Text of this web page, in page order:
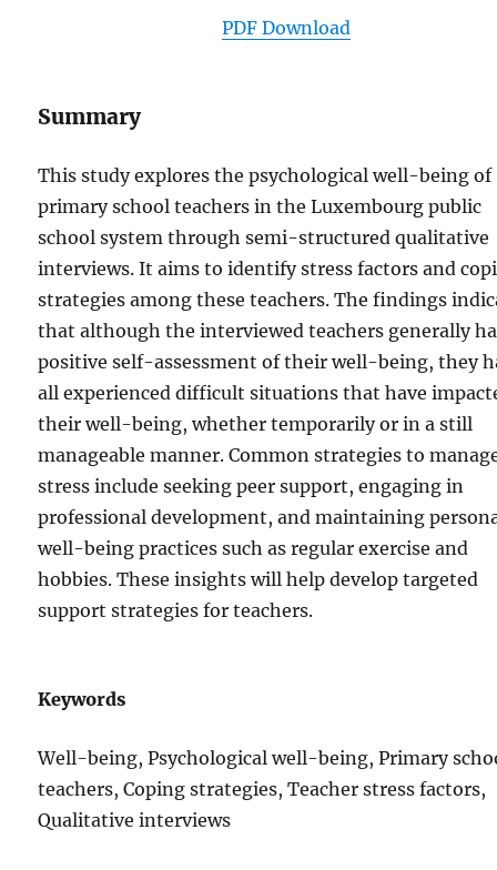
PDF Download
Summary
This study explores the psychological well-being of
primary school teachers in the Luxembourg public
school system through semi-structured qualitative
interviews. It aims to identify stress factors and
strategies among these teachers. The findings
that although the interviewed teachers generally
positive self-assessment of their well-being, they
all experienced difficult situations that have
their well-being, whether temporarily or in a still
manageable manner. Common strategies to
stress include seeking peer support, engaging in
professional development, and maintaining
well-being practices such as regular exercise and
hobbies. These insights will help develop targeted
support strategies for teachers.
Keywords
Well-being, Psychological well-being, Primary
teachers, Coping strategies, Teacher stress factors,
Qualitative interviews